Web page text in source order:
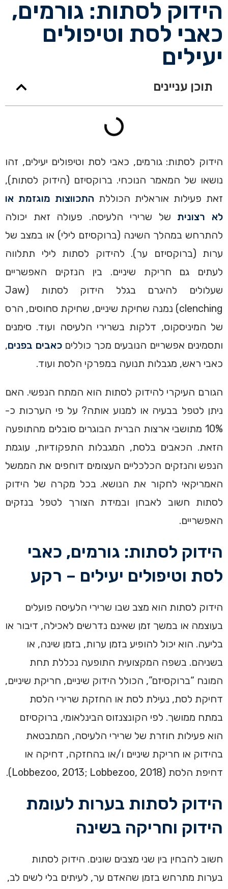
הידוק לסתות: גורמים,
כאבי לסת וטיפולים
יעילים
תוכן עניינים
הידוק לסתות: גורמים, כאבי לסת וטיפולים יעילים, זהו
נושאו של המאמר הנוכחי. ברוקסיזם (הידוק לסתות),
זאת פעילות אוראלית הכוללת התכווצות מוגזמת או
לא רצונית של שרירי הלעיסה. פעולה זאת יכולה
להתרחש במהלך השינה (ברוקסיזם לילי) או במצב של
ערות (ברוקסיזם ער). להידוק לסתות לילי תתלווה
לעתים גם חריקת שיניים. בין הנזקים האפשריים
שעלולים להיגרם בגלל הידוק לסתות (Jaw
clenching) נמנה שחיקת שיניים, שחיקת סחוסים, הרס
של המיניסקוס, דלקות בשרירי הלעיסה ועוד. סימנים
ותסמינים אפשריים הנובעים מכך כולליםכאבים בפנים,
כאבי ראש, מגבלות תנועה במפרקי הלסת ועוד.
הגורם העיקרי להידוק לסתות הוא המתח הנפשי. האם
ניתן לטפל בבעיה או למנוע אותה? על פי הערכות כ-
10% מתושבי ארצות הברית הבוגרים סובלים מהתופעה
הזאת. הכאבים בלסת, המגבלות התפקודיות, עוגמת
הנפש והנזקים הכלכליים העצומים דוחפים את הממשל
האמריקאי לחקור את הנושא. בכל מקרה של הידוק
לסתות חשוב לאבחן ובמידת הצורך לטפל בנזקים
האפשריים.
הידוק לסתות: גורמים, כאבי
לסת וטיפולים יעילים – רקע
הידוק לסתות הוא מצב שבו שרירי הלעיסה פועלים
בעוצמה או במשך זמן שאינם נדרשים לאכילה, דיבור או
בליעה. הוא יכול להופיע בזמן ערות, בזמן שינה, או
בשניהם. בשפה המקצועית התופעה נכללת תחת
המונח “ברוקסיזם”, הכולל הידוק שיניים, חריקת שיניים,
דחיקת לסת, נעילת לסת או החזקת שרירי הלסת
במתח ממושך. לפי הקונצנזוס הבינלאומי, ברוקסיזם
הוא פעילות חוזרת של שרירי הלעיסה, המתבטאת
בהידוק או חריקת שיניים ו/או בהחזקה, דחיקה או
דחיפת הלסת (Lobbezoo, 2013; Lobbezoo, 2018).
הידוק לסתות בערות לעומת
הידוק וחריקה בשינה
חשוב להבחין בין שני מצבים שונים. הידוק לסתות
בערות מתרחש בזמן שהאדם ער, לעיתים בלי לשים לב,